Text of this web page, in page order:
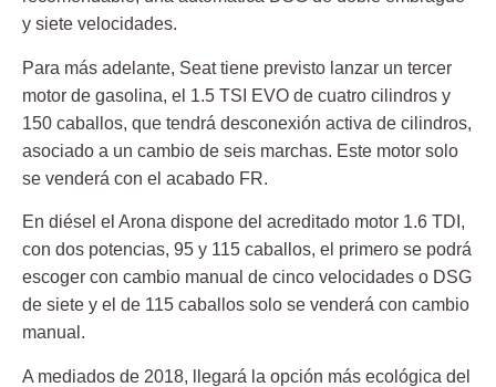
y siete velocidades.
Para más adelante, Seat tiene previsto lanzar un tercer
motor de gasolina, el 1.5 TSI EVO de cuatro cilindros y
150 caballos, que tendrá desconexión activa de cilindros,
asociado a un cambio de seis marchas. Este motor solo
se venderá con el acabado FR.
En diésel el Arona dispone del acreditado motor 1.6 TDI,
con dos potencias, 95 y 115 caballos, el primero se podrá
escoger con cambio manual de cinco velocidades o DSG
de siete y el de 115 caballos solo se venderá con cambio
manual.
A mediados de 2018, llegará la opción más ecológica del